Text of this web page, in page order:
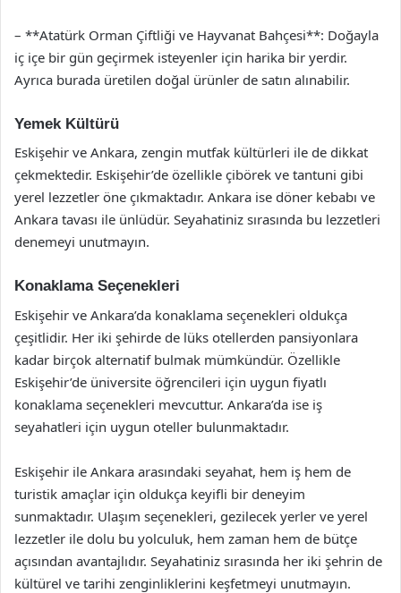
– **Atatürk Orman Çiftliği ve Hayvanat Bahçesi**: Doğayla
iç içe bir gün geçirmek isteyenler için harika bir yerdir.
Ayrıca burada üretilen doğal ürünler de satın alınabilir.
Yemek Kültürü
Eskişehir ve Ankara, zengin mutfak kültürleri ile de dikkat
çekmektedir. Eskişehir’de özellikle çibörek ve tantuni gibi
yerel lezzetler öne çıkmaktadır. Ankara ise döner kebabı ve
Ankara tavası ile ünlüdür. Seyahatiniz sırasında bu lezzetleri
denemeyi unutmayın.
Konaklama Seçenekleri
Eskişehir ve Ankara’da konaklama seçenekleri oldukça
çeşitlidir. Her iki şehirde de lüks otellerden pansiyonlara
kadar birçok alternatif bulmak mümkündür. Özellikle
Eskişehir’de üniversite öğrencileri için uygun fiyatlı
konaklama seçenekleri mevcuttur. Ankara’da ise iş
seyahatleri için uygun oteller bulunmaktadır.
Eskişehir ile Ankara arasındaki seyahat, hem iş hem de
turistik amaçlar için oldukça keyifli bir deneyim
sunmaktadır. Ulaşım seçenekleri, gezilecek yerler ve yerel
lezzetler ile dolu bu yolculuk, hem zaman hem de bütçe
açısından avantajlıdır. Seyahatiniz sırasında her iki şehrin de
kültürel ve tarihi zenginliklerini keşfetmeyi unutmayın.